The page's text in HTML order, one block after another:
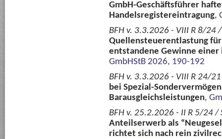
GmbH-Geschäftsführer
Handelsregistereintragung,
BFH v. 3.3.2026 - VIII R 8/24
Quellensteuerentlastung
entstandene Gewinne einer
GmbHStB 2026, 190-192
BFH v. 3.3.2026 - VIII R 24/
bei Spezial-
Barausgleichsleistungen,
BFH v. 25.2.2026 - II R 5/24 /
Anteilserwerb als
richtet sich nach rein